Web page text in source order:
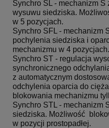
Synchro SL - mechanizm
wysuwu siedziska.
w 5 pozycjach.
Synchro SFL - mechanizm
pochylenia siedziska i
mechanizmu w 4 pozycjach.
Synchro ST - regulacja
synchronicznego
z automatycznym
odchylenia oparcia do
blokowania mechanizmu
Synchro STL - mechanizm
siedziska. Możliwość
w pozycji prostopadłej.